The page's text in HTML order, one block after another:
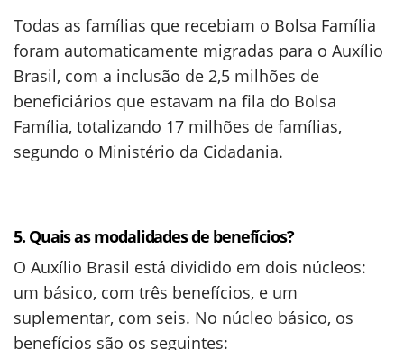
Todas as famílias que recebiam o Bolsa Família
foram automaticamente migradas para o Auxílio
Brasil, com a inclusão de 2,5 milhões de
beneficiários que estavam na fila do Bolsa
Família, totalizando 17 milhões de famílias,
segundo o Ministério da Cidadania.
5. Quais as modalidades de benefícios?
O Auxílio Brasil está dividido em dois núcleos:
um básico, com três benefícios, e um
suplementar, com seis. No núcleo básico, os
benefícios são os seguintes: